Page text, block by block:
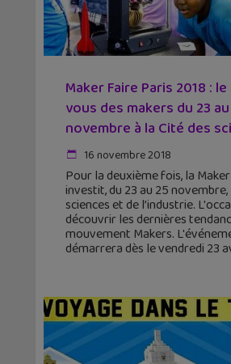
Maker Faire Paris 2018 :
vous des makers du 23
novembre à la Cité des
16 novembre 2018
Pour la deuxième fois, la
investit, du 23 au 25 novembre,
sciences et de l’industrie.
découvrir les dernières
mouvement Makers.
démarrera dès le vendredi 23